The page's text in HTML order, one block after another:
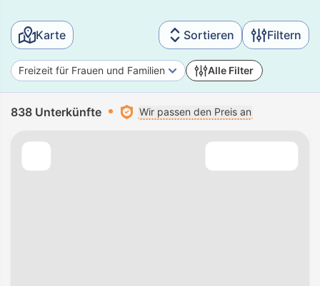
Karte Sortieren Filtern
Freizeit für Frauen und Familien Alle Filter
838 Unterkünfte Wir passen den Preis an